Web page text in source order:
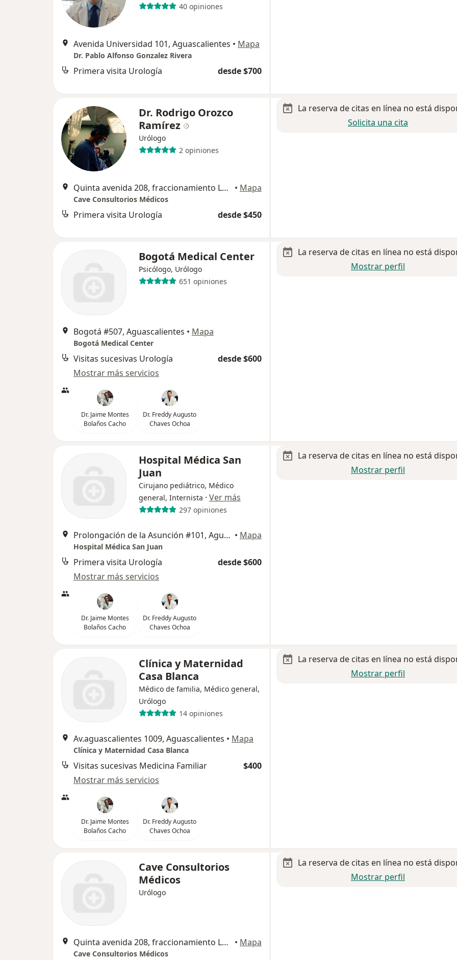
40 opiniones
Avenida Universidad 101, Aguascalientes • Mapa
Dr. Pablo Alfonso Gonzalez Rivera
Primera visita Urología desde $700
Dr. Rodrigo Orozco
Ramírez
Urólogo
2 opiniones
Quinta avenida 208, fraccionamiento Las Américas, Aguascalientes • Mapa
Cave Consultorios Médicos
Primera visita Urología desde $450
La reserva de citas en línea no está
Solicita una cita
Bogotá Medical Center
Psicólogo, Urólogo
651 opiniones
Bogotá #507, Aguascalientes • Mapa
Bogotá Medical Center
Visitas sucesivas Urología
desde $600
Mostrar más servicios
Dr. Jaime Montes
Bolaños Cacho
Dr. Freddy Augusto
Chaves Ochoa
La reserva de citas en línea no está
Mostrar perfil
Hospital Médica San
Juan
Cirujano pediátrico, Médico
general, Internista · Ver más
297 opiniones
Prolongación de la Asunción #101, Aguascalientes • Mapa
Hospital Médica San Juan
Primera visita Urología
desde $600
Mostrar más servicios
Dr. Jaime Montes
Bolaños Cacho
Dr. Freddy Augusto
Chaves Ochoa
La reserva de citas en línea no está
Mostrar perfil
Clínica y Maternidad
Casa Blanca
Médico de familia, Médico general,
Urólogo
14 opiniones
Av.aguascalientes 1009, Aguascalientes • Mapa
Clínica y Maternidad Casa Blanca
Visitas sucesivas Medicina Familiar
$400
Mostrar más servicios
Dr. Jaime Montes
Bolaños Cacho
Dr. Freddy Augusto
Chaves Ochoa
La reserva de citas en línea no está
Mostrar perfil
Cave Consultorios
Médicos
Urólogo
Quinta avenida 208, fraccionamiento Las Américas, Aguascalientes • Mapa
Cave Consultorios Médicos
La reserva de citas en línea no está
Mostrar perfil